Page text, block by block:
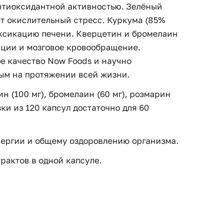
активностью. Зелёный
окислительный стресс. Куркума (85%
печени. Кверцетин и бромелаин
и мозговое кровообращение.
Now Foods и научно
на протяжении всей жизни.
(100 мг), бромелаин (60 мг), розмарин
из 120 капсул достаточно для 60
и общему оздоровлению организма.
в одной капсуле.